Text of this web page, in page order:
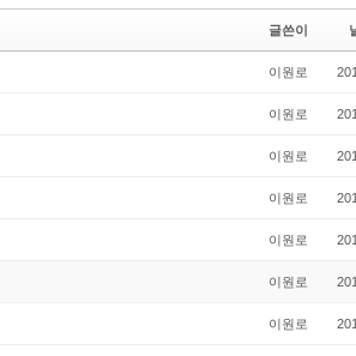
글쓴이
이원로
이원로
이원로
이원로
이원로
이원로
이원로